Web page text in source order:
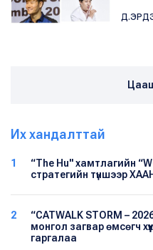
Их хандалттай
1
“The Hu" хамтлагийн
стратегийн түншээр
2
“CATWALK STORM –
монгол загвар өмсөгч
гаргалаа